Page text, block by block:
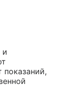
и
показаний,